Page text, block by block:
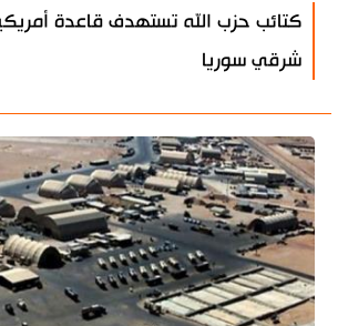
كتائب حزب الله تستهدف قاعدة
شرقي سوريا